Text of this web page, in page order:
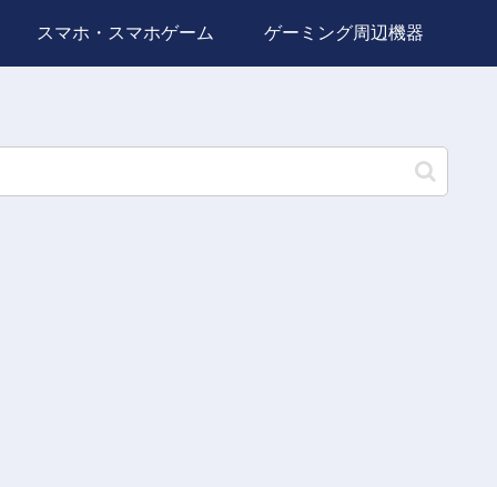
スマホ・スマホゲーム ゲーミング周辺機器